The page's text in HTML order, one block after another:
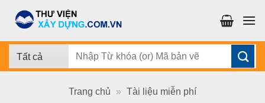
đến
dung
Tìm
Trang chủ » Tài liệu miễn phí